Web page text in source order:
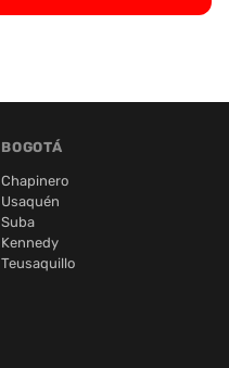
BOGOTÁ
Chapinero
Usaquén
Suba
Kennedy
Teusaquillo